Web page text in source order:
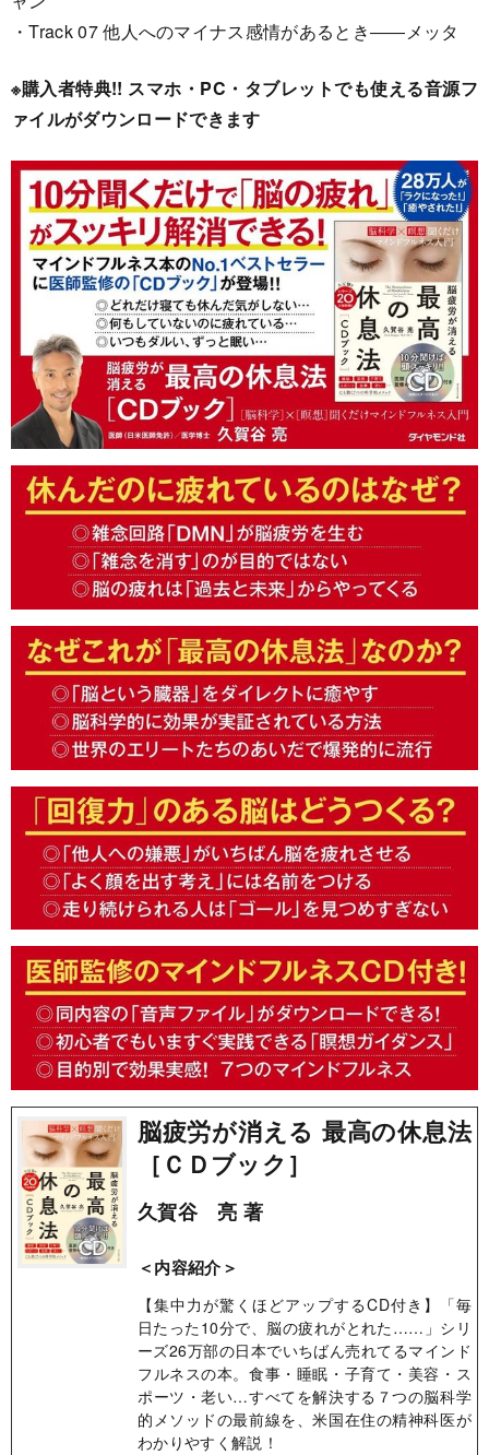
・Track 07 他人へのマイナス感情があるとき――メッタ
※購入者特典!! スマホ・PC・タブレットでも使える音源フ
ァイルがダウンロードできます
脳疲労が消える 最高の休息法
［ＣＤブック］
久賀谷 亮 著
＜内容紹介＞
【集中力が驚くほどアップするCD付き】「毎
日たった10分で、脳の疲れがとれた……」シリ
ーズ26万部の日本でいちばん売れてるマインド
フルネスの本。食事・睡眠・子育て・美容・ス
ポーツ・老い…すべてを解決する７つの脳科学
的メソッドの最前線を、米国在住の精神科医が
わかりやすく解説！